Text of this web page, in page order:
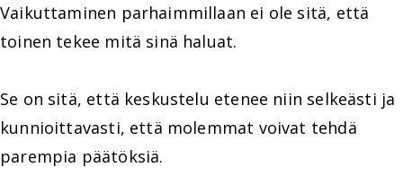
Vaikuttaminen parhaimmillaan ei ole sitä, että
toinen tekee mitä sinä haluat.
Se on sitä, että keskustelu etenee niin selkeästi ja
kunnioittavasti, että molemmat voivat tehdä
parempia päätöksiä.